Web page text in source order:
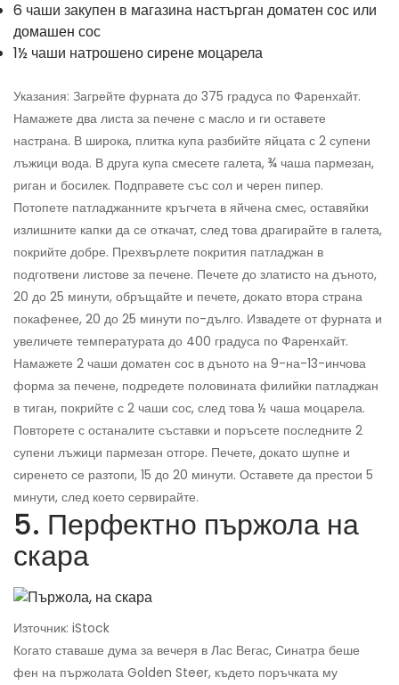
6 чаши закупен в магазина настърган доматен сос или
домашен сос
1½ чаши натрошено сирене моцарела
Указания: Загрейте фурната до 375 градуса по Фаренхайт.
Намажете два листа за печене с масло и ги оставете
настрана. В широка, плитка купа разбийте яйцата с 2 супени
лъжици вода. В друга купа смесете галета, ¾ чаша пармезан,
риган и босилек. Подправете със сол и черен пипер.
Потопете патладжанните кръгчета в яйчена смес, оставяйки
излишните капки да се откачат, след това драгирайте в галета,
покрийте добре. Прехвърлете покрития патладжан в
подготвени листове за печене. Печете до златисто на дъното,
20 до 25 минути, обръщайте и печете, докато втора страна
покафенее, 20 до 25 минути по-дълго. Извадете от фурната и
увеличете температурата до 400 градуса по Фаренхайт.
Намажете 2 чаши доматен сос в дъното на 9-на-13-инчова
форма за печене, подредете половината филийки патладжан
в тиган, покрийте с 2 чаши сос, след това ½ чаша моцарела.
Повторете с останалите съставки и поръсете последните 2
супени лъжици пармезан отгоре. Печете, докато шупне и
сиренето се разтопи, 15 до 20 минути. Оставете да престои 5
минути, след което сервирайте.
5. Перфектно пържола на
скара
Източник: iStock
Когато ставаше дума за вечеря в Лас Вегас, Синатра беше
фен на пържолата Golden Steer, където поръчката му